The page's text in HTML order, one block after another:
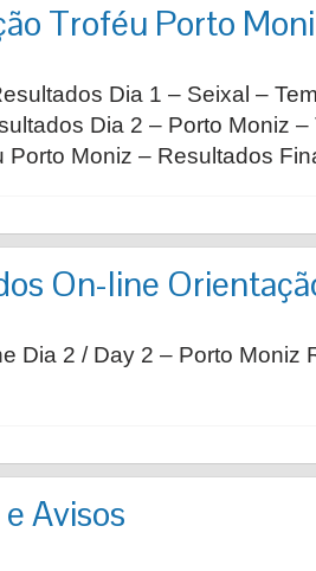
Troféu Porto
Dia 1 – Seixal –
Dia 2 – Porto Moniz
Porto Moniz – Resultados
On-line
Dia 2 / Day 2 – Porto Moniz
Avisos